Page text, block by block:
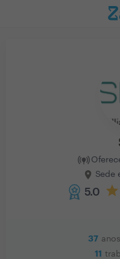
Sede
5.0
37
11